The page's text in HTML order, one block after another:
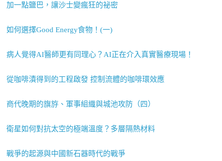
加一點鹽巴，讓沙士變瘋狂的祕密
如何選擇Good Energy食物！(一)
病人覺得AI醫師更有同理心？AI正在介入真實醫療現場！
從咖啡漬得到的工程啟發 控制流體的咖啡環效應
商代晚期的旗斿、軍事組織與城池攻防（四）
衛星如何對抗太空的極端溫度？多層隔熱材料
戰爭的起源與中國新石器時代的戰爭